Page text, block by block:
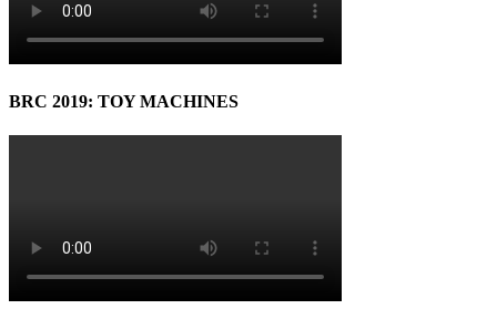
BRC 2019: TOY MACHINES